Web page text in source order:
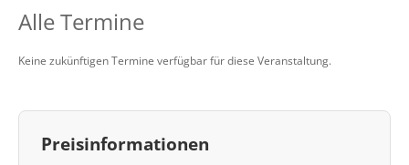
Alle Termine
Keine zukünftigen Termine verfügbar für diese Veranstaltung.
Preisinformationen